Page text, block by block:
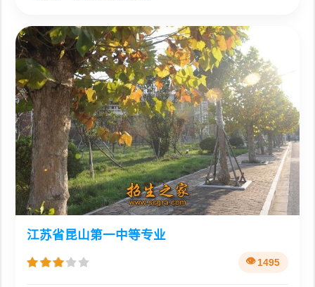
江苏省昆山第一中等专业
1495